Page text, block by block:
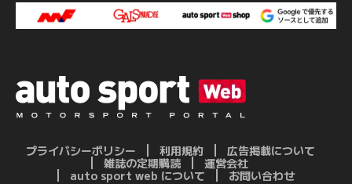
プライバシーポリシー 利用規約
広告掲載について
雑誌の定期購読
運営会社
auto sport web について
お問い合わせ